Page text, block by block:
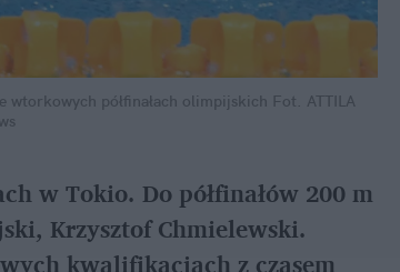
wtorkowych półfinałach olimpijskich Fot. ATTILA
w Tokio. Do półfinałów 200 m
Krzysztof Chmielewski.
kwalifikacjach z czasem